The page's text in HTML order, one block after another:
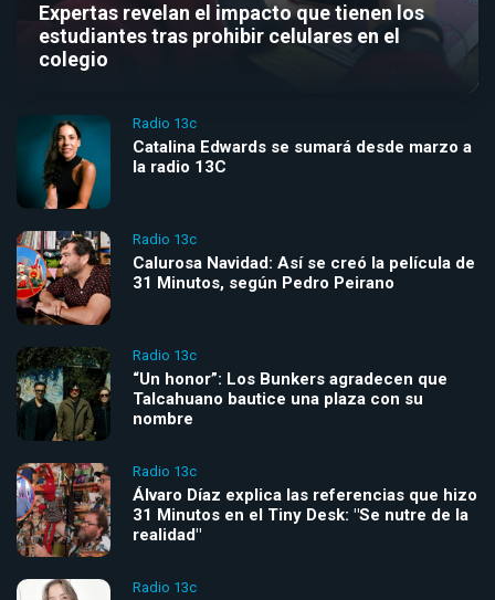
Expertas revelan el impacto que tienen los
estudiantes tras prohibir celulares en el
colegio
Radio 13c
Catalina Edwards se sumará desde marzo a
la radio 13C
Radio 13c
Calurosa Navidad: Así se creó la película de
31 Minutos, según Pedro Peirano
Radio 13c
“Un honor”: Los Bunkers agradecen que
Talcahuano bautice una plaza con su
nombre
Radio 13c
Álvaro Díaz explica las referencias que hizo
31 Minutos en el Tiny Desk: "Se nutre de la
realidad"
Radio 13c